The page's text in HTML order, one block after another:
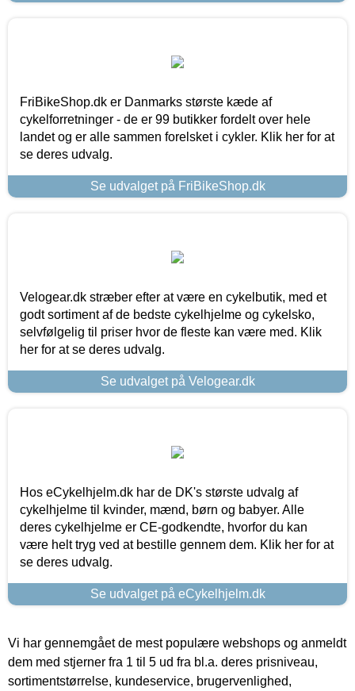
FriBikeShop.dk er Danmarks største kæde af
cykelforretninger - de er 99 butikker fordelt over hele
landet og er alle sammen forelsket i cykler. Klik her for at
se deres udvalg.
Se udvalget på FriBikeShop.dk
Velogear.dk stræber efter at være en cykelbutik, med et
godt sortiment af de bedste cykelhjelme og cykelsko,
selvfølgelig til priser hvor de fleste kan være med. Klik
her for at se deres udvalg.
Se udvalget på Velogear.dk
Hos eCykelhjelm.dk har de DK's største udvalg af
cykelhjelme til kvinder, mænd, børn og babyer. Alle
deres cykelhjelme er CE-godkendte, hvorfor du kan
være helt tryg ved at bestille gennem dem. Klik her for at
se deres udvalg.
Se udvalget på eCykelhjelm.dk
Vi har gennemgået de mest populære webshops og anmeldt
dem med stjerner fra 1 til 5 ud fra bl.a. deres prisniveau,
sortimentstørrelse, kundeservice, brugervenlighed,